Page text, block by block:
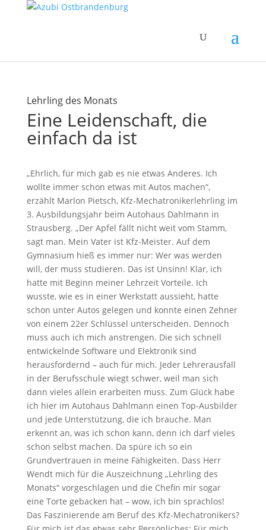
Lehrling des Monats
Eine Leidenschaft, die
einfach da ist
„Ehrlich, für mich gab es nie etwas Anderes. Ich
wollte immer schon etwas mit Autos machen“,
erzählt Marlon Pietsch, Kfz-Mechatronikerlehrling im
3. Ausbildungsjahr beim Autohaus Dahlmann in
Strausberg. „Der Apfel fällt nicht weit vom Stamm,
sagt man. Mein Vater ist Kfz-Meister. Auf dem
Gymnasium hieß es immer nur: Wer was werden
will, der muss studieren. Das ist Unsinn! Klar, ich
hatte mit Beginn meiner Lehrzeit Vorteile. Ich
wusste, wie es in einer Werkstatt aussieht, hatte
schon unter Autos gelegen und konnte einen Zehner
von einem 22er Schlüssel unterscheiden. Dennoch
muss auch ich mich anstrengen. Die sich schnell
entwickelnde Software und Elektronik sind
herausfordernd – auch für mich. Jeder Lehrerausfall
in der Berufsschule wiegt schwer, weil man sich
dann vieles allein erarbeiten muss. Zum Glück habe
ich hier im Autohaus Dahlmann einen Top-Ausbilder
und jede Unterstützung, die ich brauche. Man
erkennt an, was ich schon kann, denn ich darf vieles
schon selbst machen. Da spüre ich so ein
Grundvertrauen in meine Fähigkeiten. Dass Herr
Wendt mich für die Auszeichnung „Lehrling des
Monats“ vorgeschlagen und die Chefin mir sogar
eine Torte gebacken hat – wow, ich bin sprachlos!
Das Faszinierende am Beruf des Kfz-Mechatronikers?